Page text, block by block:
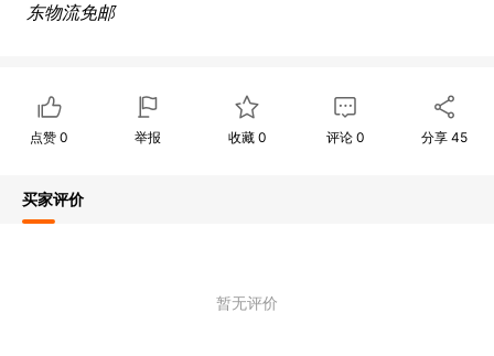
东物流免邮
点赞0 举报 收藏 0 评论0 分享45
买家评价
暂无评价